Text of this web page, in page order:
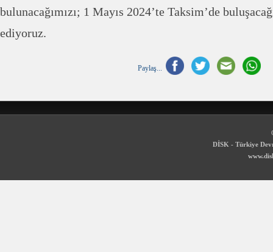
bulunacağımızı; 1 Mayıs 2024’te Taksim’de
ediyoruz.
Paylaş...
DİSK - Türkiye